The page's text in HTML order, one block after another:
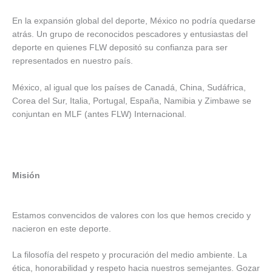
En la expansión global del deporte, México no podría quedarse
atrás. Un grupo de reconocidos pescadores y entusiastas del
deporte en quienes FLW depositó su confianza para ser
representados en nuestro país.
México, al igual que los países de Canadá, China, Sudáfrica,
Corea del Sur, Italia, Portugal, España, Namibia y Zimbawe se
conjuntan en MLF (antes FLW) Internacional.
Misión
Estamos convencidos de valores con los que hemos crecido y
nacieron en este deporte.
La filosofía del respeto y procuración del medio ambiente. La
ética, honorabilidad y respeto hacia nuestros semejantes. Gozar